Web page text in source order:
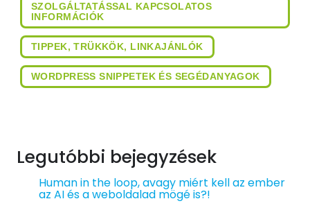
SZOLGÁLTATÁSSAL KAPCSOLATOS
INFORMÁCIÓK
TIPPEK, TRÜKKÖK, LINKAJÁNLÓK
WORDPRESS SNIPPETEK ÉS SEGÉDANYAGOK
Legutóbbi bejegyzések
Human in the loop, avagy miért kell az ember
az AI és a weboldalad mögé is?!